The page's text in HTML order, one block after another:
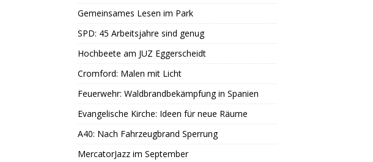
Gemeinsames Lesen im Park
SPD: 45 Arbeitsjahre sind genug
Hochbeete am JUZ Eggerscheidt
Cromford: Malen mit Licht
Feuerwehr: Waldbrandbekämpfung in Spanien
Evangelische Kirche: Ideen für neue Räume
A40: Nach Fahrzeugbrand Sperrung
MercatorJazz im September